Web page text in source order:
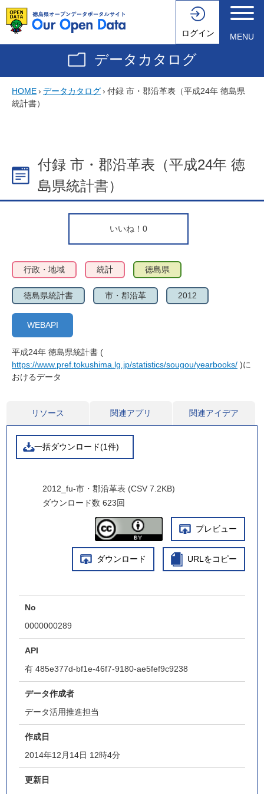
ログイン MENU
データカタログ
HOME› データカタログ› 付録 市・郡沿革表（平成24年 徳島県
統計書）
付録 市・郡沿革表（平成24年 徳
島県統計書）
いいね！ 0
行政・地域 統計 徳島県
徳島県統計書 市・郡沿革 2012
WEBAPI
平成24年 徳島県統計書 (
https://www.pref.tokushima.lg.jp/statistics/sougou/yearbooks/ )に
おけるデータ
リソース 関連アプリ 関連アイデア
一括ダウンロード(1件)
2012_fu-市・郡沿革表 (CSV 7.2KB)
ダウンロード数 623回
プレビュー
ダウンロード URLをコピー
No
0000000289
API
有 485e377d-bf1e-46f7-9180-ae5fef9c9238
データ作成者
データ活用推進担当
作成日
2014年12月14日 12時4分
更新日